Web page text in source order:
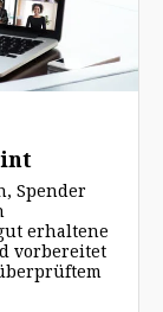
Spender
erhaltene
vorbereitet